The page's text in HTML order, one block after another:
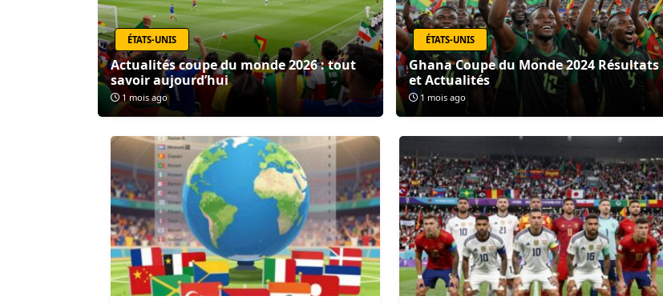
ÉTATS-UNIS
Actualités coupe du monde 2026 : tout
savoir aujourd’hui
1 mois ago
ÉTATS-UNIS
Ghana Coupe du Monde 2024 Résultats
et Actualités
1 mois ago